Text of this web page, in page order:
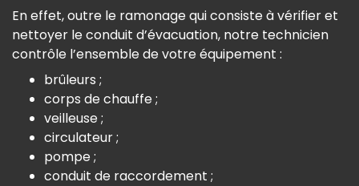
En effet, outre le ramonage qui consiste à vérifier et
nettoyer le conduit d’évacuation, notre technicien
contrôle l’ensemble de votre équipement :
brûleurs ;
corps de chauffe ;
veilleuse ;
circulateur ;
pompe ;
conduit de raccordement ;